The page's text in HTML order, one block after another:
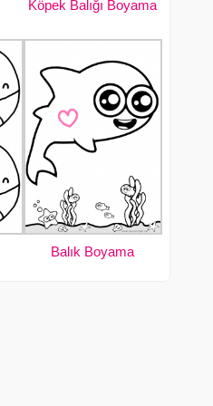
Köpek Balığı Boyama
Balık Boyama